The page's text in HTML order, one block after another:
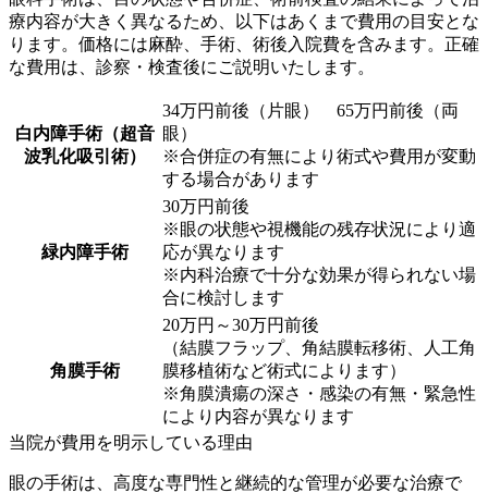
療内容が大きく異なるため、以下はあくまで費用の目安とな
ります。価格には麻酔、手術、術後入院費を含みます。正確
な費用は、診察・検査後にご説明いたします。
白内障手術（超音
波乳化吸引術）
34万円前後（片眼） 65万円前後（両
眼）
※合併症の有無により術式や費用が変動
する場合があります
緑内障手術
30万円前後
※眼の状態や視機能の残存状況により適
応が異なります
※内科治療で十分な効果が得られない場
合に検討します
角膜手術
20万円～30万円前後
（結膜フラップ、角結膜転移術、人工角
膜移植術など術式によります）
※角膜潰瘍の深さ・感染の有無・緊急性
により内容が異なります
当院が費用を明示している理由
眼の手術は、高度な専門性と継続的な管理が必要な治療で